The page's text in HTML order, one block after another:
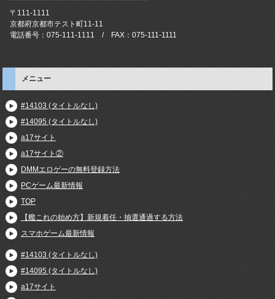
〒111-1111
京都府京都市テスト町11-11
電話番号：075-111-1111 / FAX：075-111-1111
メニュー
#14103 (タイトルなし)
#14095 (タイトルなし)
a17サイト
a17サイト②
DMMエロゲーの無料登録方法
PCゲーム最新情報
TOP
【艦これの始め方】新規着任・抽選通過する方法
スマホゲーム最新情報
#14103 (タイトルなし)
#14095 (タイトルなし)
a17サイト